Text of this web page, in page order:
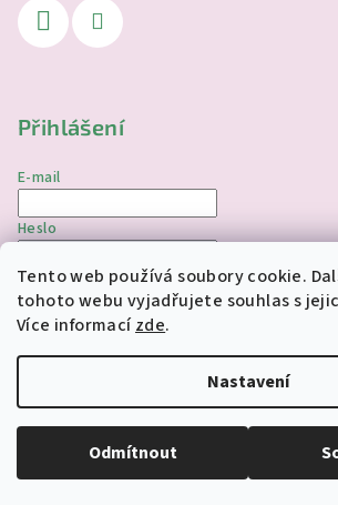
Tento web používá soubory cookie.
tohoto webu vyjadřujete souhlas s
Více informacízde.
Nastavení
Odmítnout
Přihlášení
E-mail
Heslo
Přihlásit se
Nová registrace Zapomenuté heslo
Upravit nastavení
Vytvořil Shoptet